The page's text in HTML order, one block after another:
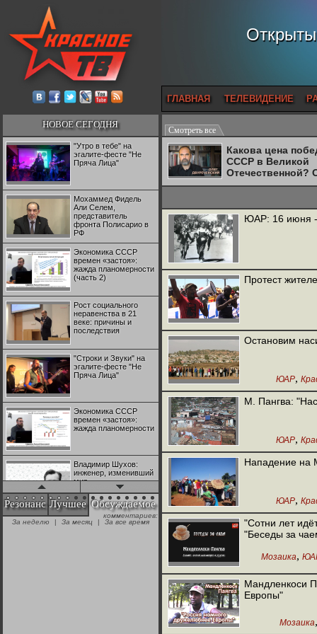
ГЛАВНАЯ ТЕЛЕВИДЕНИЕ
НОВОЕ СЕГОДНЯ
"Утро в тебе" на
эгалите-фесте "Не
Пряча Лица"
Мохаммед Фидель
Али Селем,
представитель
фронта Полисарио в
РФ
Экономика СССР
времен «застоя»:
жажда планомерности
(часть 2)
Рост социального
неравенства в 21
веке: причины и
последствия
"Строки и Звуки" на
эгалите-фесте "Не
Пряча Лица"
Экономика СССР
времен «застоя»:
жажда планомерности
Владимир Шухов:
инженер, изменивший
мир
"Аркадий Коц" на
эгалите-фесте "Не
Резонанс Лучшее Обсуждаемое
комментариев:
За неделю
| За месяц | За все время
Смотреть все
Какова цена
СССР в Великой
Отечественной?
Двуреченский о
ЮАР: 16 июня -
Протест
Остановим
ЮАР,
М. Пангва:
ЮАР,
Нападение на
ЮАР,
"Сотни лет
"Беседы за
Мозаика,
Мандленкоси
Европы"
Мозаика